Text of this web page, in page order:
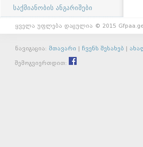
საქმიანობის ანგარიშები
ყველა უფლება დაცულია © 2015
ნავიგაცია: მთავარი | ჩვენს შესახებ |
შემოგვიერთდით: